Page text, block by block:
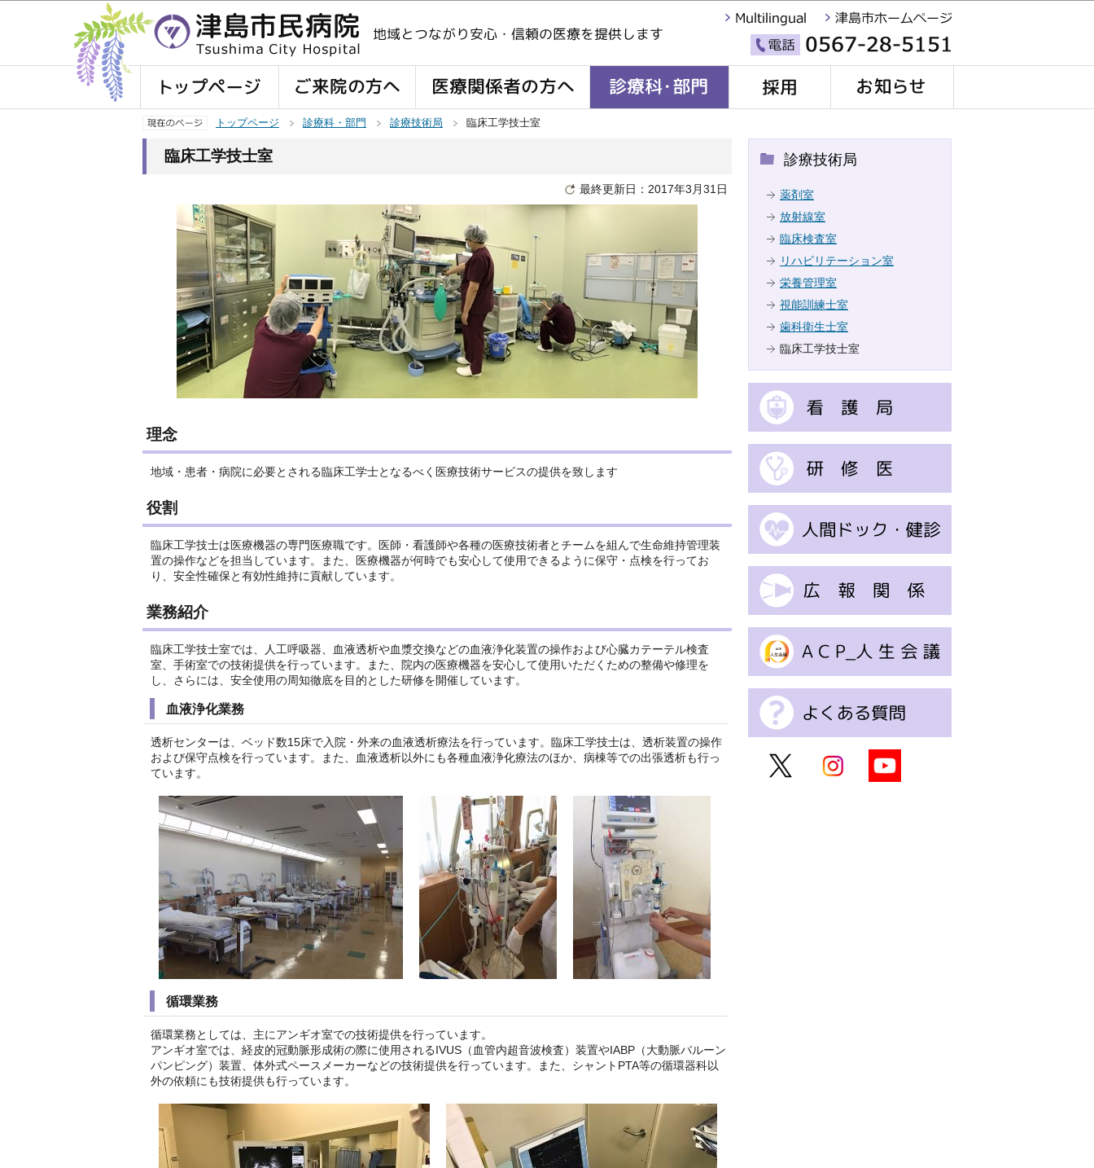
トップページ 診療科・部門 診療技術局 臨床工学技士室
臨床工学技士室
最終更新日：2017年3月31日
理念
地域・患者・病院に必要とされる臨床工学士となるべく医療技術サービスの提供を致します
役割
臨床工学技士は医療機器の専門医療職です。医師・看護師や各種の医療技術者とチームを組んで生命維持管理装
置の操作などを担当しています。また、医療機器が何時でも安心して使用できるように保守・点検を行ってお
り、安全性確保と有効性維持に貢献しています。
業務紹介
臨床工学技士室では、人工呼吸器、血液透析や血漿交換などの血液浄化装置の操作および心臓カテーテル検査
室、手術室での技術提供を行っています。また、院内の医療機器を安心して使用いただくための整備や修理を
し、さらには、安全使用の周知徹底を目的とした研修を開催しています。
血液浄化業務
透析センターは、ベッド数15床で入院・外来の血液透析療法を行っています。臨床工学技士は、透析装置の操作
および保守点検を行っています。また、血液透析以外にも各種血液浄化療法のほか、病棟等での出張透析も行っ
ています。
循環業務
循環業務としては、主にアンギオ室での技術提供を行っています。
アンギオ室では、経皮的冠動脈形成術の際に使用されるIVUS（血管内超音波検査）装置やIABP（大動脈バルーン
パンピング）装置、体外式ペースメーカーなどの技術提供を行っています。また、シャントPTA等の循環器科以
外の依頼にも技術提供も行っています。
診療技術局
薬剤室
放射線室
臨床検査室
リハビリテーション室
栄養管理室
視能訓練士室
歯科衛生士室
臨床工学技士室